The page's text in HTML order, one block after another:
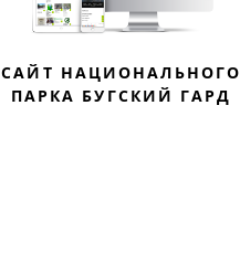
САЙТ НАЦИОНАЛЬНОГО
ПАРКА БУГСКИЙ ГАРД